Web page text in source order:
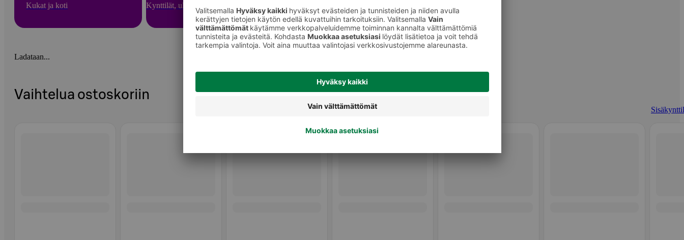
Kukat ja koti Kynttilät, ulkotulet ja huonetuoksut
Ladataan...
Vaihtelua ostoskoriin